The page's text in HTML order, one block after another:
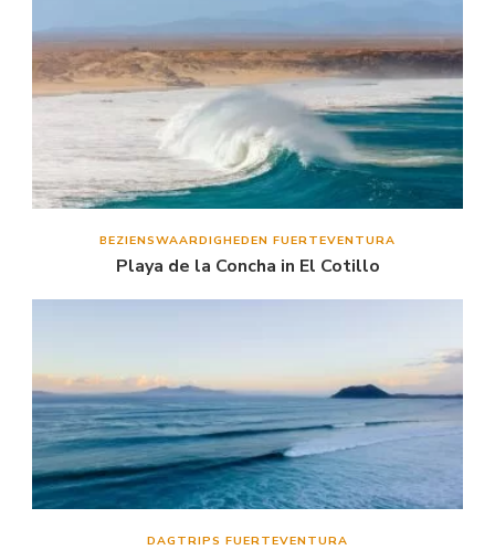
BEZIENSWAARDIGHEDEN FUERTEVENTURA
Playa de la Concha in El Cotillo
DAGTRIPS FUERTEVENTURA